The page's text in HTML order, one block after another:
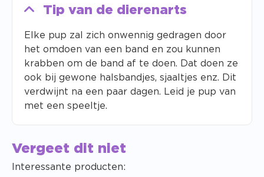
Tip van de dierenarts
Elke pup zal zich onwennig gedragen door
het omdoen van een band en zou kunnen
krabben om de band af te doen. Dat doen ze
ook bij gewone halsbandjes, sjaaltjes enz. Dit
verdwijnt na een paar dagen. Leid je pup van
met een speeltje.
Vergeet dit niet
Interessante producten: